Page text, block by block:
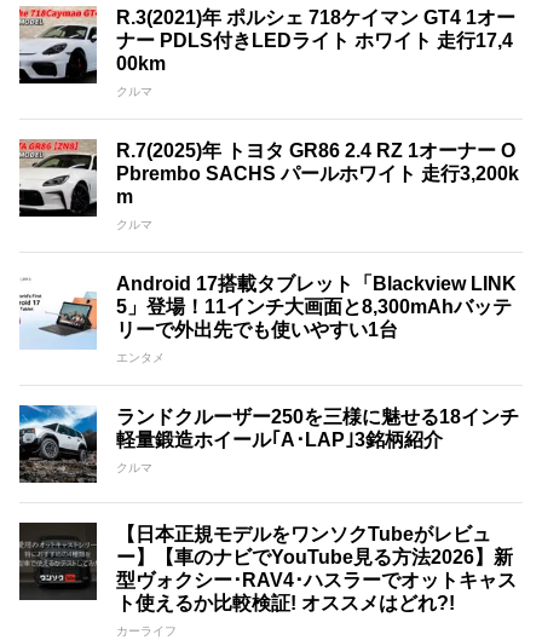
R.3(2021)年 ポルシェ 718ケイマン GT4 1オー
ナー PDLS付きLEDライト ホワイト 走行17,4
00km
クルマ
R.7(2025)年 トヨタ GR86 2.4 RZ 1オーナー O
Pbrembo SACHS パールホワイト 走行3,200k
m
クルマ
Android 17搭載タブレット「Blackview LINK
5」登場！11インチ大画面と8,300mAhバッテ
リーで外出先でも使いやすい1台
エンタメ
ランドクルーザー250を三様に魅せる18インチ
軽量鍛造ホイール｢A･LAP｣3銘柄紹介
クルマ
【日本正規モデルをワンソクTubeがレビュ
ー】【車のナビでYouTube見る方法2026】新
型ヴォクシー･RAV4･ハスラーでオットキャス
ト使えるか比較検証! オススメはどれ?!
カーライフ